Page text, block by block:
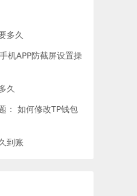
多久
机APP防截屏设置操
久
： 如何修改TP钱包
到账